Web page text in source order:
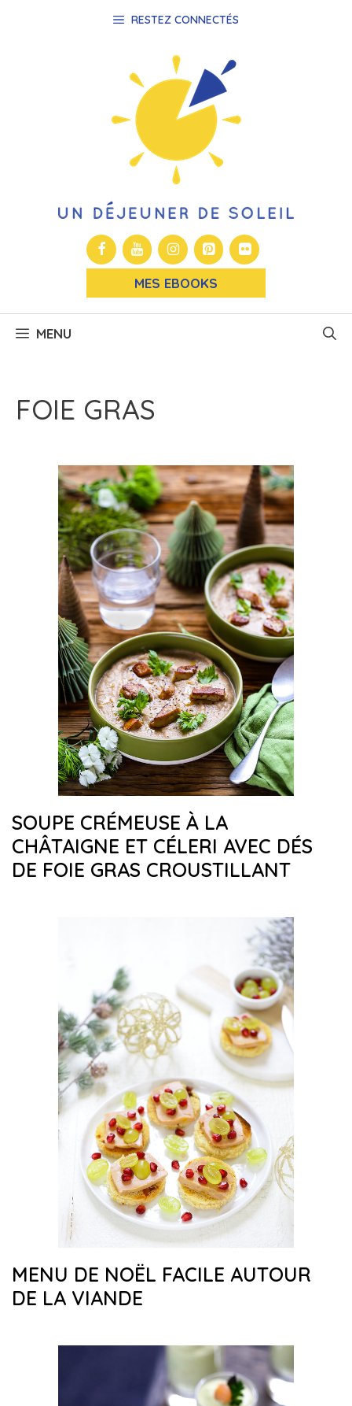
RESTEZ CONNECTÉS
MES EBOOKS
MENU
FOIE GRAS
SOUPE CRÉMEUSE À LA
CHÂTAIGNE ET CÉLERI AVEC DÉS
DE FOIE GRAS CROUSTILLANT
MENU DE NOËL FACILE AUTOUR
DE LA VIANDE